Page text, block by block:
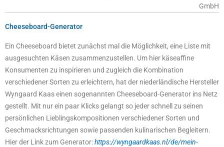
GmbH
Cheeseboard-Generator
Ein Cheeseboard bietet zunächst mal die Möglichkeit, eine Liste mit
ausgesuchten Käsen zusammenzustellen. Um hier käseaffine
Konsumenten zu inspirieren und zugleich die Kombination
verschiedener Sorten zu erleichtern, hat der niederländische Hersteller
Wyngaard Kaas einen sogenannten Cheeseboard-Generator ins Netz
gestellt. Mit nur ein paar Klicks gelangt so jeder schnell zu seinen
persönlichen Lieblingskompositionen verschiedener Sorten und
Geschmacksrichtungen sowie passenden kulinarischen Begleitern.
Hier der Link zum Generator:https://wyngaardkaas.nl/de/mein-